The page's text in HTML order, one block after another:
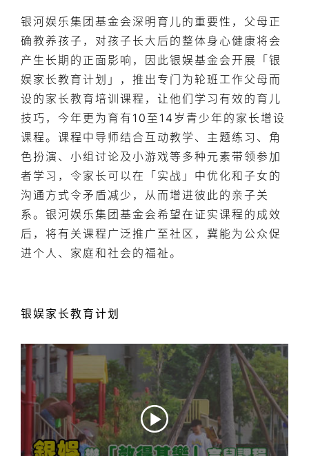
银河娱乐集团基金会深明育儿的重要性，父母正
确教养孩子，对孩子长大后的整体身心健康将会
产生长期的正面影响，因此银娱基金会开展「银
娱家长教育计划」，推出专门为轮班工作父母而
设的家长教育培训课程，让他们学习有效的育儿
技巧，今年更为育有10至14岁青少年的家长增设
课程。课程中导师结合互动教学、主题练习、角
色扮演、小组讨论及小游戏等多种元素带领参加
者学习，令家长可以在「实战」中优化和子女的
沟通方式令矛盾减少，从而增进彼此的亲子关
系。银河娱乐集团基金会希望在证实课程的成效
后，将有关课程广泛推广至社区，冀能为公众促
进个人、家庭和社会的福祉。
银娱家长教育计划